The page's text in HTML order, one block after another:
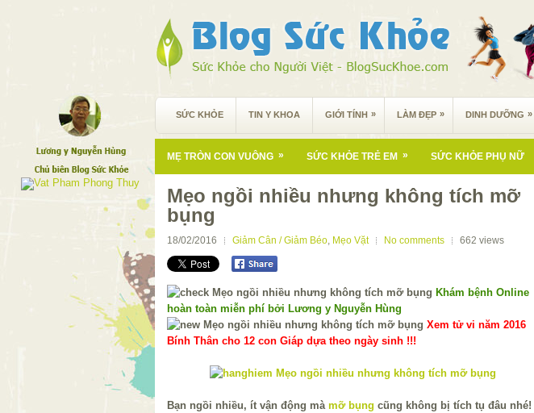
SỨC KHỎE TIN Y KHOA GIỚI TÍNH » LÀM ĐẸP » DINH DƯỠNG »
MẸ TRÒN CON VUÔNG » SỨC KHỎE TRẺ EM » SỨC KHỎE PHỤ NỮ
Mẹo ngồi nhiều nhưng không tích mỡ
bụng
18/02/2016 Giảm Cân / Giảm Béo, Mẹo Vặt No comments 662 views
Khám bệnh Online
hoàn toàn miễn phí bởi Lương y Nguyễn Hùng
Xem tử vi năm 2016
Bính Thân cho 12 con Giáp dựa theo ngày sinh !!!
Bạn ngồi nhiều, ít vận động mà mỡ bụng cũng không bị tích tụ đâu nhé!